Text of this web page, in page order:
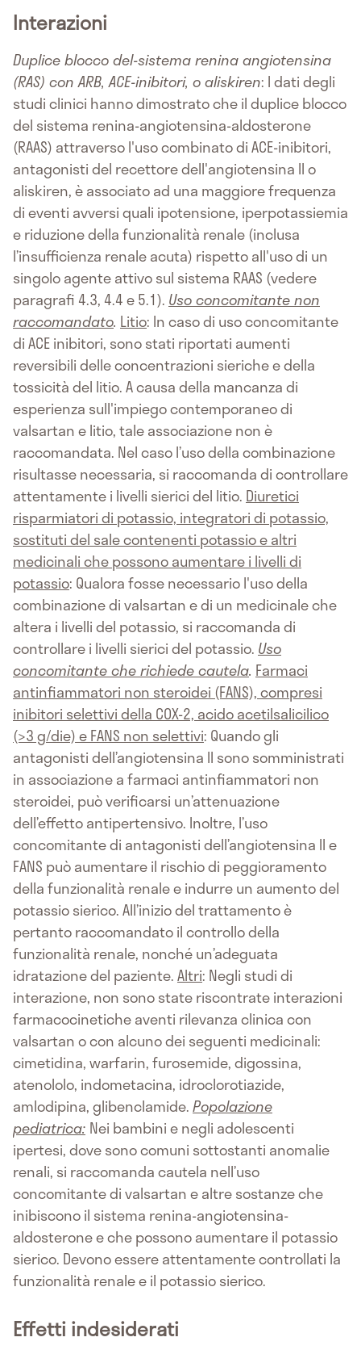
Interazioni
Duplice blocco del-sistema renina angiotensina
(RAS) con ARB, ACE-inibitori, o aliskiren: I dati degli
studi clinici hanno dimostrato che il duplice blocco
del sistema renina-angiotensina-aldosterone
(RAAS) attraverso l'uso combinato di ACE-inibitori,
antagonisti del recettore dell'angiotensina II o
aliskiren, è associato ad una maggiore frequenza
di eventi avversi quali ipotensione, iperpotassiemia
e riduzione della funzionalità renale (inclusa
l’insufficienza renale acuta) rispetto all'uso di un
singolo agente attivo sul sistema RAAS (vedere
paragrafi 4.3, 4.4 e 5.1). Uso concomitante non
raccomandato. Litio: In caso di uso concomitante
di ACE inibitori, sono stati riportati aumenti
reversibili delle concentrazioni sieriche e della
tossicità del litio. A causa della mancanza di
esperienza sull'impiego contemporaneo di
valsartan e litio, tale associazione non è
raccomandata. Nel caso l’uso della combinazione
risultasse necessaria, si raccomanda di controllare
attentamente i livelli sierici del litio. Diuretici
risparmiatori di potassio, integratori di potassio,
sostituti del sale contenenti potassio e altri
medicinali che possono aumentare i livelli di
potassio: Qualora fosse necessario l'uso della
combinazione di valsartan e di un medicinale che
altera i livelli del potassio, si raccomanda di
controllare i livelli sierici del potassio. Uso
concomitante che richiede cautela. Farmaci
antinfiammatori non steroidei (FANS), compresi
inibitori selettivi della COX-2, acido acetilsalicilico
(>3 g/die) e FANS non selettivi: Quando gli
antagonisti dell’angiotensina II sono somministrati
in associazione a farmaci antinfiammatori non
steroidei, può verificarsi un’attenuazione
dell’effetto antipertensivo. Inoltre, l’uso
concomitante di antagonisti dell’angiotensina II e
FANS può aumentare il rischio di peggioramento
della funzionalità renale e indurre un aumento del
potassio sierico. All’inizio del trattamento è
pertanto raccomandato il controllo della
funzionalità renale, nonché un’adeguata
idratazione del paziente.Altri: Negli studi di
interazione, non sono state riscontrate interazioni
farmacocinetiche aventi rilevanza clinica con
valsartan o con alcuno dei seguenti medicinali:
cimetidina, warfarin, furosemide, digossina,
atenololo, indometacina, idroclorotiazide,
amlodipina, glibenclamide.Popolazione
pediatrica: Nei bambini e negli adolescenti
ipertesi, dove sono comuni sottostanti anomalie
renali, si raccomanda cautela nell’uso
concomitante di valsartan e altre sostanze che
inibiscono il sistema renina-angiotensina-
aldosterone e che possono aumentare il potassio
sierico. Devono essere attentamente controllati la
funzionalità renale e il potassio sierico.
Effetti indesiderati